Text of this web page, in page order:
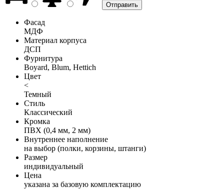
Фасад
МДФ
Материал корпуса
ДСП
Фурнитура
Boyard, Blum, Hettich
Цвет
<
Темный
Стиль
Классический
Кромка
ПВХ (0,4 мм, 2 мм)
Внутреннее наполнение
на выбор (полки, корзины, штанги)
Размер
индивидуальный
Цена
указана за базовую комплектацию